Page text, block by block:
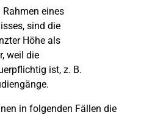
eines
sind die
Höhe als
weil die
ist, z. B.
in folgenden Fällen die